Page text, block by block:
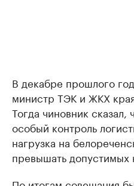
В декабре прошлого
министр ТЭК и ЖКХ
Тогда чиновник сказал,
особый контроль
нагрузка на
превышать допустимых